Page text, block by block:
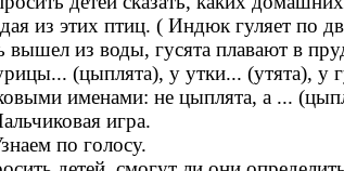
из этих птиц. ( Индюк гуляет по
вышел из воды, гусята плавают в
(цыплята), у утки... (утята), у
именами: не цыплята, а ...
игра.
по голосу.